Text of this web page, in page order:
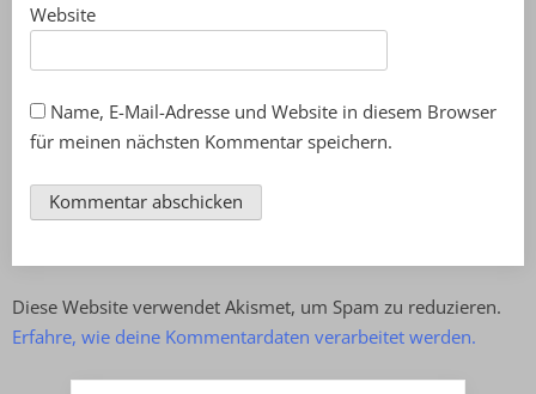
Website
Name, E-Mail-Adresse und Website in diesem Browser
für meinen nächsten Kommentar speichern.
Diese Website verwendet Akismet, um Spam zu reduzieren.
Erfahre, wie deine Kommentardaten verarbeitet werden.